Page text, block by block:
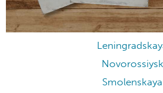
Novorossiysk
Smolenskaya